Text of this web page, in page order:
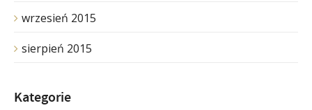
wrzesień 2015
sierpień 2015
Kategorie